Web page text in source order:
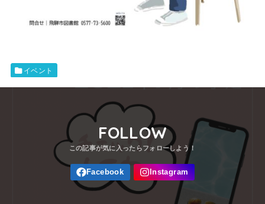
イベント
FOLLOW